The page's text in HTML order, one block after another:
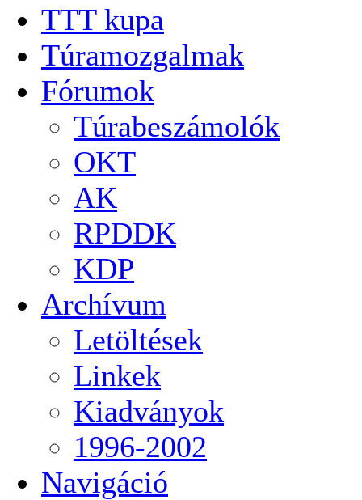
TTT kupa
Túramozgalmak
Fórumok
Túrabeszámolók
OKT
AK
RPDDK
KDP
Archívum
Letöltések
Linkek
Kiadványok
1996-2002
Navigáció